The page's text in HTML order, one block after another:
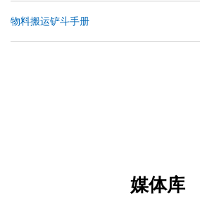
物料搬运铲斗手册
媒体库